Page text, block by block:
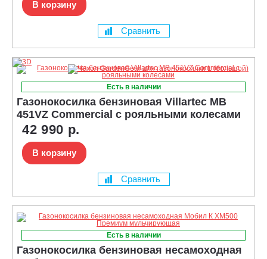
В корзину
Сравнить
Есть в наличии
Газонокосилка бензиновая Villartec MB
451VZ Commercial с рояльными колесами
42 990 р.
В корзину
Сравнить
Есть в наличии
Газонокосилка бензиновая несамоходная